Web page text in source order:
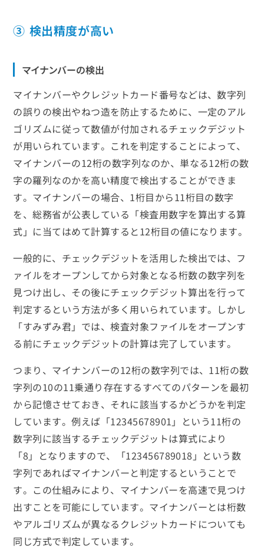
③ 検出精度が高い
マイナンバーの検出
マイナンバーやクレジットカード番号などは、数字列
の誤りの検出やねつ造を防止するために、一定のアル
ゴリズムに従って数値が付加されるチェックデジット
が用いられています。これを判定することによって、
マイナンバーの12桁の数字列なのか、単なる12桁の数
字の羅列なのかを高い精度で検出することができま
す。マイナンバーの場合、1桁目から11桁目の数字
を、総務省が公表している「検査用数字を算出する算
式」に当てはめて計算すると12桁目の値になります。
一般的に、チェックデジットを活用した検出では、フ
ァイルをオープンしてから対象となる桁数の数字列を
見つけ出し、その後にチェックデジット算出を行って
判定するという方法が多く用いられています。しかし
「すみずみ君」では、検査対象ファイルをオープンす
る前にチェックデジットの計算は完了しています。
つまり、マイナンバーの12桁の数字列では、11桁の数
字列の10の11乗通り存在するすべてのパターンを最初
から記憶させておき、それに該当するかどうかを判定
しています。例えば「12345678901」という11桁の
数字列に該当するチェックデジットは算式により
「8」となりますので、「123456789018」という数
字列であればマイナンバーと判定するということで
す。この仕組みにより、マイナンバーを高速で見つけ
出すことを可能にしています。マイナンバーとは桁数
やアルゴリズムが異なるクレジットカードについても
同じ方式で判定しています。